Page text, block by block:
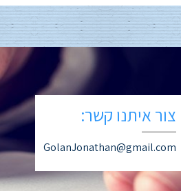
צור איתנו קשר:
GolanJonathan@gmail.com